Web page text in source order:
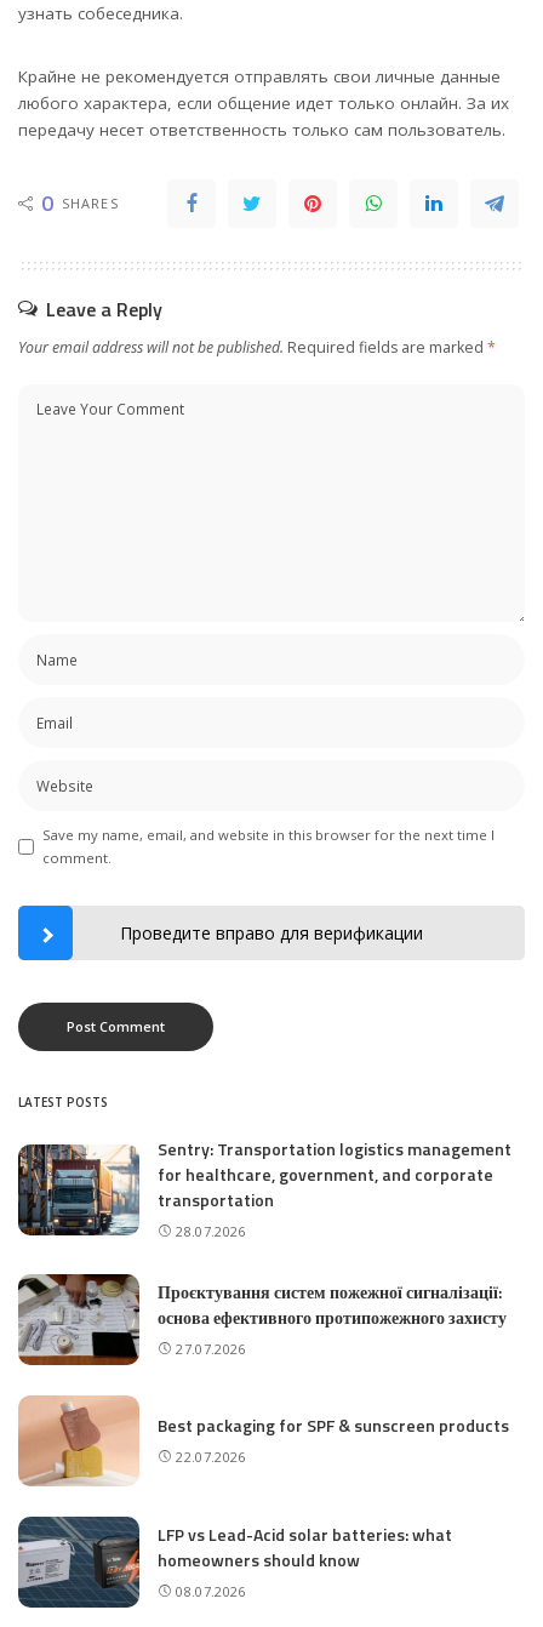
узнать собеседника.
Крайне не рекомендуется отправлять свои личные данные
любого характера, если общение идет только онлайн. За их
передачу несет ответственность только сам пользователь.
0 SHARES
Leave a Reply
Your email address will not be published. Required fields are marked *
Save my name, email, and website in this browser for the next time I
comment.
Проведите вправо для верификации
LATEST POSTS
Sentry: Transportation logistics management
for healthcare, government, and corporate
transportation
28.07.2026
Проєктування систем пожежної сигналізації:
основа ефективного протипожежного захисту
27.07.2026
Best packaging for SPF & sunscreen products
22.07.2026
LFP vs Lead-Acid solar batteries: what
homeowners should know
08.07.2026